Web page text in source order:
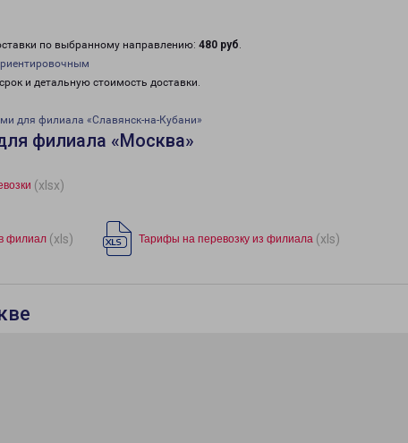
по выбранному направлению: 480 руб.
срок и детальную стоимость доставки.
для филиала «Славянск-на-Кубани»
филиала «Москва»
(xlsx)
филиал (xls) Тарифы на перевозку из филиала (xls)